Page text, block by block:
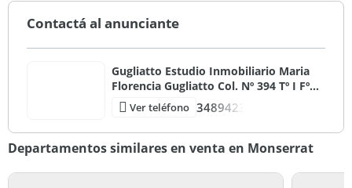
55
Muy Bueno
Contactá al anunciante
Gugliatto Estudio Inmobiliario Maria
Florencia Gugliatto Col. Nº 394 Tº I Fº
132 CMZC / Mat. 3839 Tº I Fº 144
CUCICBA
Ver teléfono 3489423
Departamentos similares en venta en Monserrat